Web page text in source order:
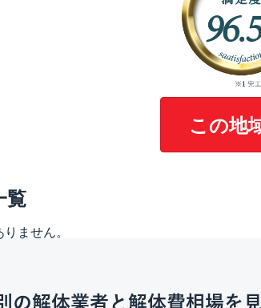
この地
覧
ません。
の解体業者と解体費相場を